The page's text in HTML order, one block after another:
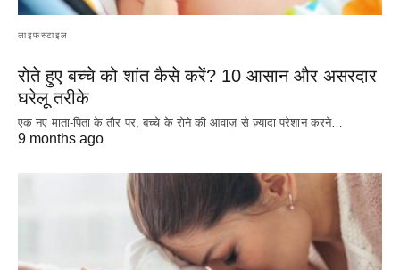
लाइफस्टाइल
रोते हुए बच्चे को शांत कैसे करें? 10 आसान और असरदार
घरेलू तरीके
एक नए माता-पिता के तौर पर, बच्चे के रोने की आवाज़ से ज़्यादा परेशान करने…
9 months ago